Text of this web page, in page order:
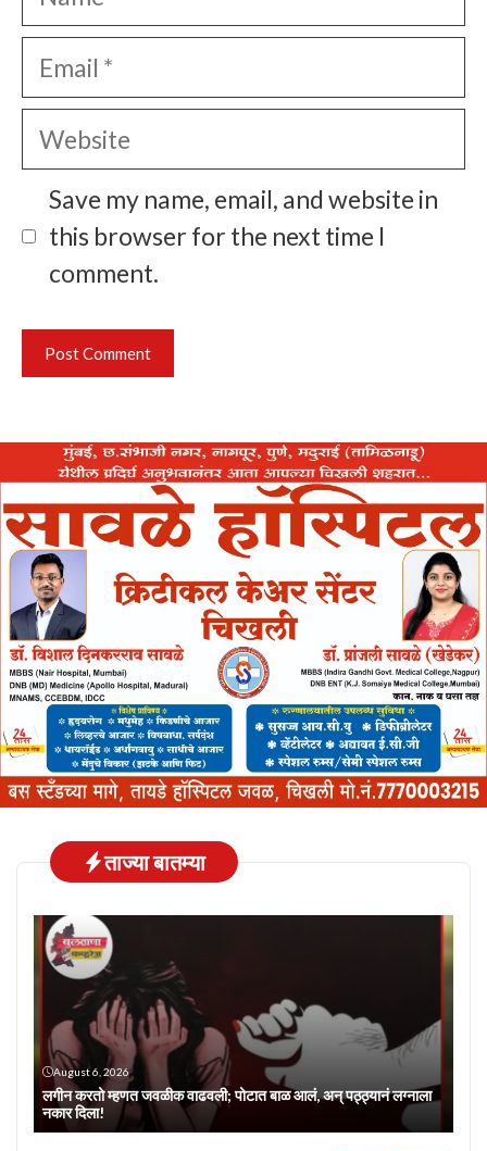
Email
Website
Save my name, email, and website in
this browser for the next time I
comment.
ताज्या बातम्या
August 6, 2026
लगीन करतो म्हणत जवळीक वाढवली; पोटात बाळ आलं, अन् पठ्ठ्यानं लग्नाला
नकार दिला!